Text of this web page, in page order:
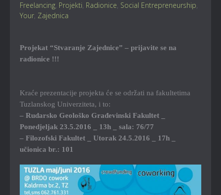
Freelancing, Projekti, Radionice, Social Entrepreneurship,
Your, Zajednica
Projekat “Stvaranje Zajednice” – prijavite se na
radionice !!!
Kraće prezentacije projekta će se održati na fakultetima
Tuzlanskog Univerziteta, i to:
– Rudarsko Geološko Građevinski Fakultet _
Ponedjeljak 23.5.2016 _ 13h _ sala: 76/77
– Filozofski Fakultet _ Utorak 24.5.2016 _ 17h _
učionica br.: 101